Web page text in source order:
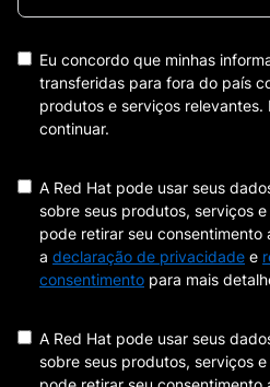
Eu concordo que minhas
transferidas para fora do país
produtos e serviços relevantes.
continuar.
A Red Hat pode usar seus
sobre seus produtos, serviços
pode retirar seu consentimento
a declaração de privacidade e
consentimento para mais
A Red Hat pode usar seus
sobre seus produtos, serviços